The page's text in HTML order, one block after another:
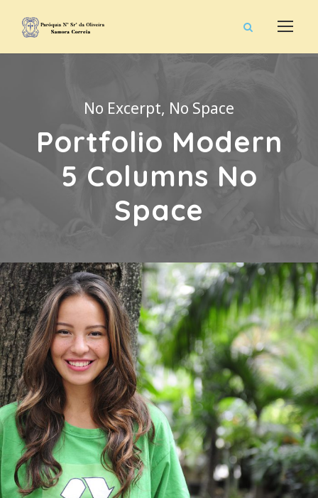
No Excerpt, No Space
Portfolio Modern
5 Columns No
Space
Charity & Voluntary For Social
Charity / Social